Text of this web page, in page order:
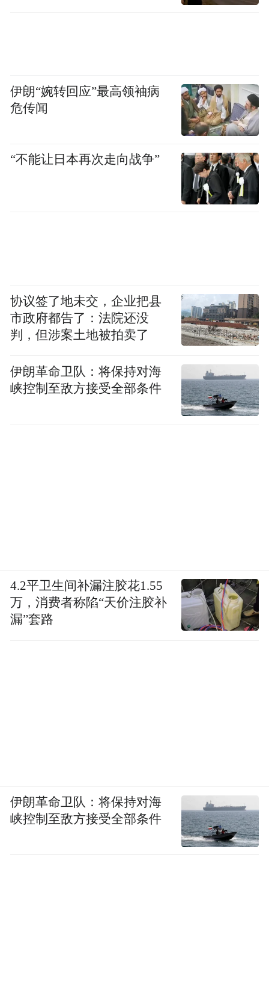
伊朗“婉转回应”最高领袖病
危传闻
“不能让日本再次走向战争”
协议签了地未交，企业把县
市政府都告了：法院还没
判，但涉案土地被拍卖了
伊朗革命卫队：将保持对海
峡控制至敌方接受全部条件
4.2平卫生间补漏注胶花1.55
万，消费者称陷“天价注胶补
漏”套路
伊朗革命卫队：将保持对海
峡控制至敌方接受全部条件